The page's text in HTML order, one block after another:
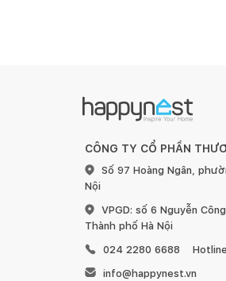
CÔNG TY CỔ PHẦN
Số 97 Hoàng Ngân,
Nội
VPGD: số 6 Nguyễn
Thành phố Hà Nội
024 2280 6688
info@happynest.vn